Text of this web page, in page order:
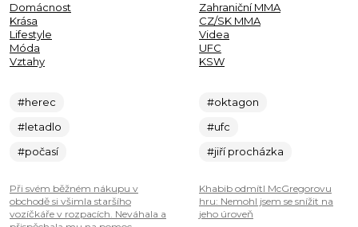
Domácnost
Krása
Lifestyle
Móda
Vztahy
#herec
#letadlo
#počasí
Při svém běžném nákupu v
obchodě si všimla staršího
vozíčkáře v rozpacích. Neváhala a
Zahraniční MMA
CZ/SK MMA
Videa
UFC
KSW
#oktagon
#ufc
#jiří procházka
Khabib odmítl McGregorovu
hru: Nemohl jsem se snížit na
jeho úroveň